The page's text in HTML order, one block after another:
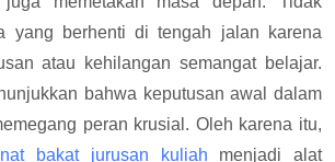
yang berhenti di tengah jalan karena
atau kehilangan semangat belajar.
bahwa keputusan awal dalam
peran krusial. Oleh karena itu,
bakat jurusan kuliah menjadi alat